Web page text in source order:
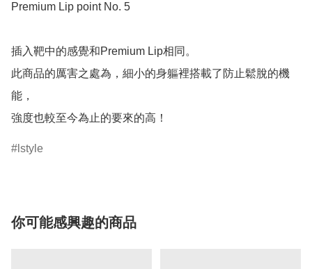
Premium Lip point No. 5
插入靶中的感覺和Premium Lip相同。
此商品的厲害之處為，細小的身軀裡搭載了防止鬆脫的機
能，
強度也較至今為止的要來的高！
lstyle
你可能感興趣的商品